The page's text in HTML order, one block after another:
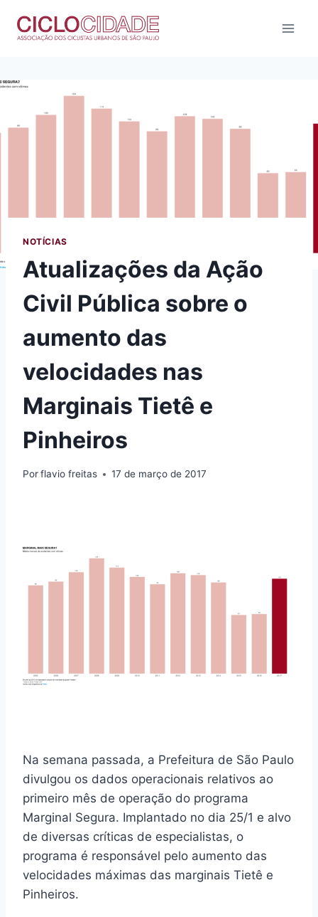
para
NOTÍCIAS
Atualizações da Ação
Civil Pública sobre o
aumento das
velocidades nas
Marginais Tietê e
Pinheiros
Porflavio freitas 17 de março de 2017
Na semana passada, a Prefeitura de São Paulo
divulgou os dados operacionais relativos ao
primeiro mês de operação do programa
Marginal Segura. Implantado no dia 25/1 e alvo
de diversas críticas de especialistas, o
programa é responsável pelo aumento das
velocidades máximas das marginais Tietê e
Pinheiros.